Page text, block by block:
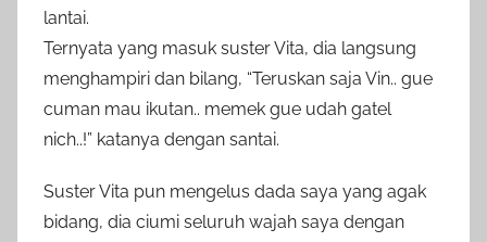
lantai.
Ternyata yang masuk suster Vita, dia langsung
menghampiri dan bilang, “Teruskan saja Vin.. gue
cuman mau ikutan.. memek gue udah gatel
nich..!” katanya dengan santai.
Suster Vita pun mengelus dada saya yang agak
bidang, dia ciumi seluruh wajah saya dengan